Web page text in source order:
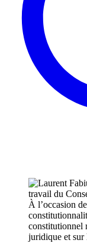
À l’occasion
constitutionnel
juridique et sur